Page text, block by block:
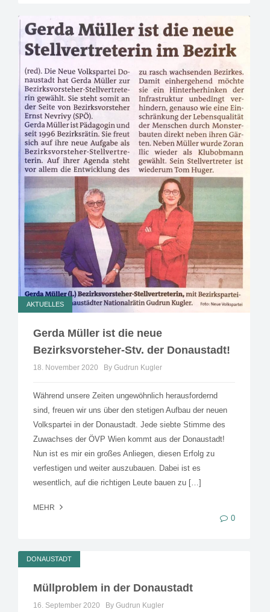
AKTUELLES
Gerda Müller ist die neue
Bezirksvorsteher-Stv. der Donaustadt!
18. November 2020 By Gudrun Kugler
Während unsere Zeiten ungewöhnlich herausfordernd
sind, freuen wir uns über den stetigen Aufbau der neuen
Volkspartei in der Donaustadt. Jede siebte Stimme des
Zuwachses der ÖVP Wien kommt aus der Donaustadt!
Nun ist es mir ein großes Anliegen, diesen Erfolg zu
verfestigen und weiter auszubauen. Dabei ist es
wesentlich, auf die richtigen Leute bauen zu […]
MEHR
0
DONAUSTADT
Müllproblem in der Donaustadt
16. September 2020 By Gudrun Kugler